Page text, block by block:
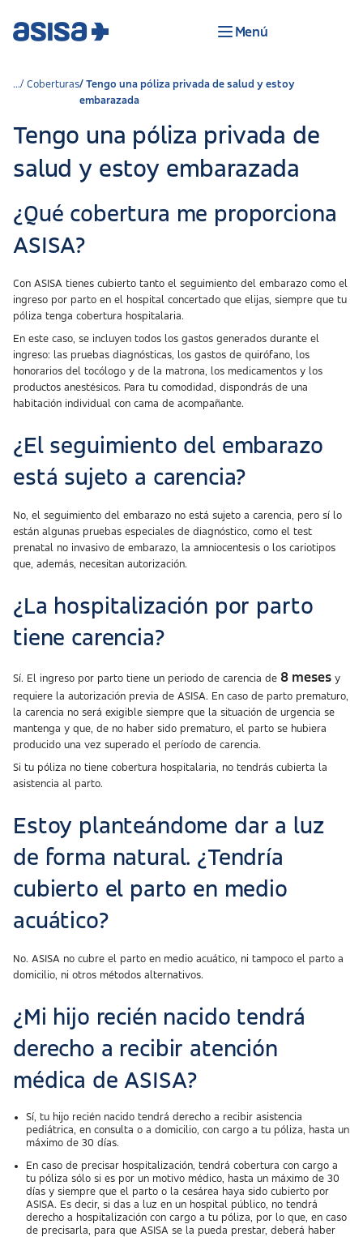
Menú
Coberturas Tengo una póliza privada de salud y estoy
embarazada
Tengo una póliza privada de
salud y estoy embarazada
¿Qué cobertura me proporciona
ASISA?
Con ASISA tienes cubierto tanto el seguimiento del embarazo como el
ingreso por parto en el hospital concertado que elijas, siempre que tu
póliza tenga cobertura hospitalaria.
En este caso, se incluyen todos los gastos generados durante el
ingreso: las pruebas diagnósticas, los gastos de quirófano, los
honorarios del tocólogo y de la matrona, los medicamentos y los
productos anestésicos. Para tu comodidad, dispondrás de una
habitación individual con cama de acompañante.
¿El seguimiento del embarazo
está sujeto a carencia?
No, el seguimiento del embarazo no está sujeto a carencia, pero sí lo
están algunas pruebas especiales de diagnóstico, como el test
prenatal no invasivo de embarazo, la amniocentesis o los cariotipos
que, además, necesitan autorización.
¿La hospitalización por parto
tiene carencia?
Sí. El ingreso por parto tiene un periodo de carencia de 8 meses y
requiere la autorización previa de ASISA. En caso de parto prematuro,
la carencia no será exigible siempre que la situación de urgencia se
mantenga y que, de no haber sido prematuro, el parto se hubiera
producido una vez superado el período de carencia.
Si tu póliza no tiene cobertura hospitalaria, no tendrás cubierta la
asistencia al parto.
Estoy planteándome dar a luz
de forma natural. ¿Tendría
cubierto el parto en medio
acuático?
No. ASISA no cubre el parto en medio acuático, ni tampoco el parto a
domicilio, ni otros métodos alternativos.
¿Mi hijo recién nacido tendrá
derecho a recibir atención
médica de ASISA?
Sí, tu hijo recién nacido tendrá derecho a recibir asistencia
pediátrica, en consulta o a domicilio, con cargo a tu póliza, hasta un
máximo de 30 días.
En caso de precisar hospitalización, tendrá cobertura con cargo a
tu póliza sólo si es por un motivo médico, hasta un máximo de 30
días y siempre que el parto o la cesárea haya sido cubierto por
ASISA. Es decir, si das a luz en un hospital público, no tendrá
derecho a hospitalización con cargo a tu póliza, por lo que, en caso
de precisarla, para que ASISA se la pueda prestar, deberá haber